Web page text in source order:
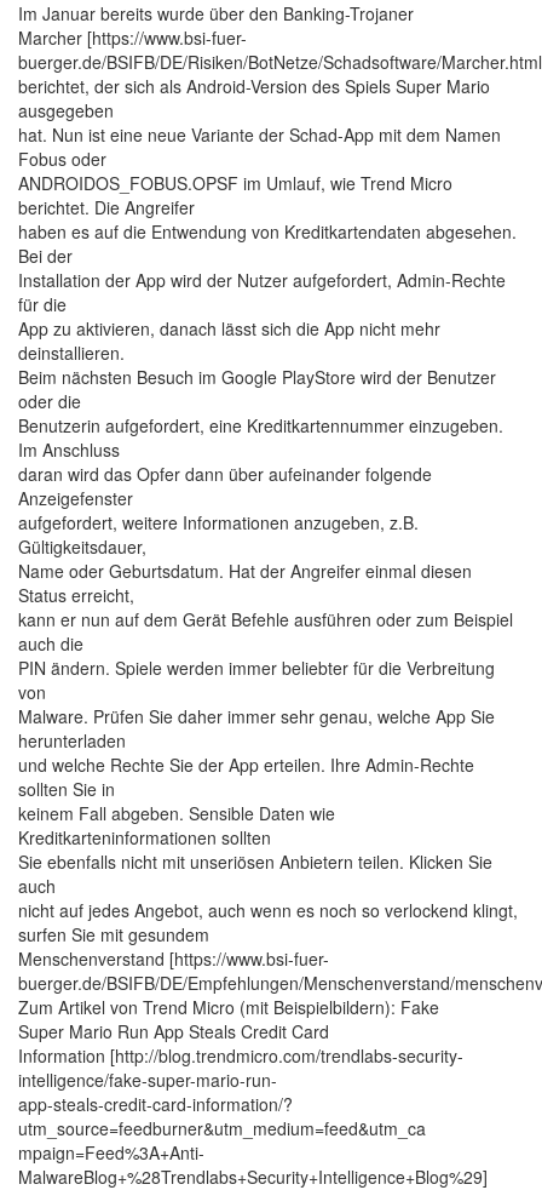
Im Januar bereits wurde über den Banking-Trojaner
Marcher [https://www.bsi-fuer-
buerger.de/BSIFB/DE/Risiken/BotNetze/Schadsoftware/
berichtet, der sich als Android-Version des Spiels Super Mario
ausgegeben
hat. Nun ist eine neue Variante der Schad-App mit dem Namen
Fobus oder
ANDROIDOS_FOBUS.OPSF im Umlauf, wie Trend Micro
berichtet. Die Angreifer
haben es auf die Entwendung von Kreditkartendaten abgesehen.
Bei der
Installation der App wird der Nutzer aufgefordert, Admin-Rechte
für die
App zu aktivieren, danach lässt sich die App nicht mehr
deinstallieren.
Beim nächsten Besuch im Google PlayStore wird der Benutzer
oder die
Benutzerin aufgefordert, eine Kreditkartennummer einzugeben.
Im Anschluss
daran wird das Opfer dann über aufeinander folgende
Anzeigefenster
aufgefordert, weitere Informationen anzugeben, z.B.
Gültigkeitsdauer,
Name oder Geburtsdatum. Hat der Angreifer einmal diesen
Status erreicht,
kann er nun auf dem Gerät Befehle ausführen oder zum Beispiel
auch die
PIN ändern. Spiele werden immer beliebter für die Verbreitung
von
Malware. Prüfen Sie daher immer sehr genau, welche App Sie
herunterladen
und welche Rechte Sie der App erteilen. Ihre Admin-Rechte
sollten Sie in
keinem Fall abgeben. Sensible Daten wie
Kreditkarteninformationen sollten
Sie ebenfalls nicht mit unseriösen Anbietern teilen. Klicken Sie
auch
nicht auf jedes Angebot, auch wenn es noch so verlockend klingt,
surfen Sie mit gesundem
Menschenverstand [https://www.bsi-fuer-
buerger.de/BSIFB/DE/Empfehlungen/Menschenverstand/
Zum Artikel von Trend Micro (mit Beispielbildern): Fake
Super Mario Run App Steals Credit Card
Information [http://blog.trendmicro.com/trendlabs-security-
intelligence/fake-super-mario-run-
app-steals-credit-card-information/?
utm_source=feedburner&utm_medium=feed&utm_ca
mpaign=Feed%3A+Anti-
MalwareBlog+%28Trendlabs+Security+Intelligence+Blog%29]